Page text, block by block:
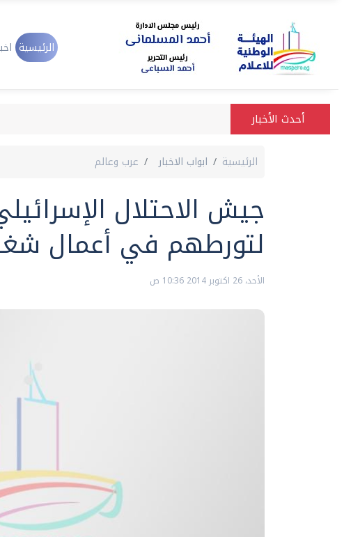
الرئيسية
أحدث الأخبار
الرئيسية ابواب الاخبار عرب وعالم
لتورطهم في أعمال
الأحد، 26 اكتوبر 2014 10:36 ص